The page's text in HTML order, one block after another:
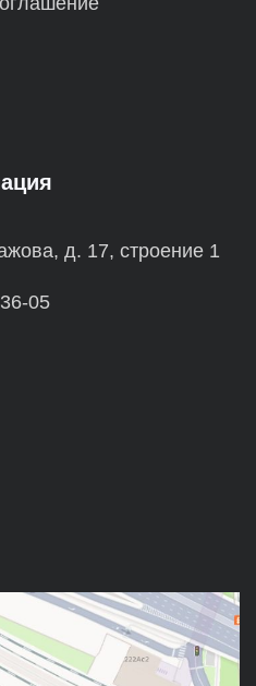
д. 17, строение 1
05